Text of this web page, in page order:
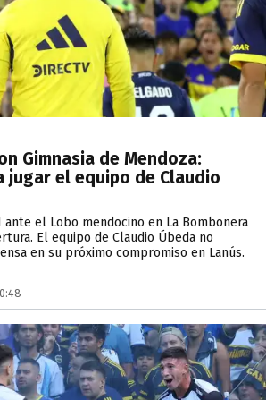
Gimnasia de Mendoza:
jugar el equipo de Claudio
ante el Lobo mendocino en La Bombonera
El equipo de Claudio Úbeda no
en su próximo compromiso en Lanús.